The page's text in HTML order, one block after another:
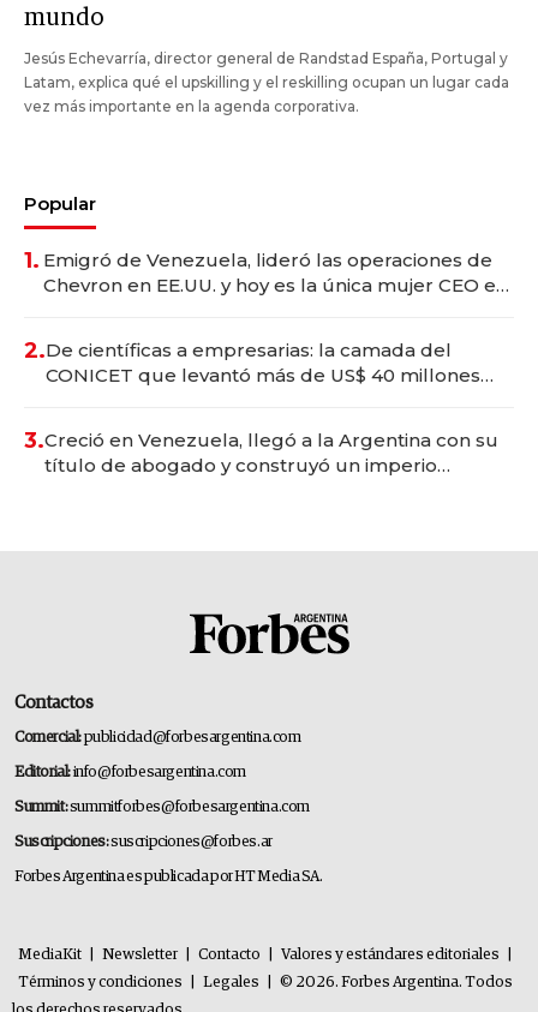
mundo
Jesús Echevarría, director general de Randstad España, Portugal y
Latam, explica qué el upskilling y el reskilling ocupan un lugar cada
vez más importante en la agenda corporativa.
Popular
1. Emigró de Venezuela, lideró las operaciones de
Chevron en EE.UU. y hoy es la única mujer CEO en
2.De científicas a empresarias: la camada del
CONICET que levantó más de US$ 40 millones
3.Creció en Venezuela, llegó a la Argentina con su
título de abogado y construyó un imperio
Contactos
Comercial:publicidad@forbesargentina.com
Editorial:info@forbesargentina.com
Summit:summitforbes@forbesargentina.com
Suscripciones:suscripciones@forbes.ar
Forbes Argentina es publicada por HT Media SA.
MediaKit Newsletter Contacto Valores y estándares editoriales
Términos y condiciones
Legales
© 2026. Forbes Argentina. Todos